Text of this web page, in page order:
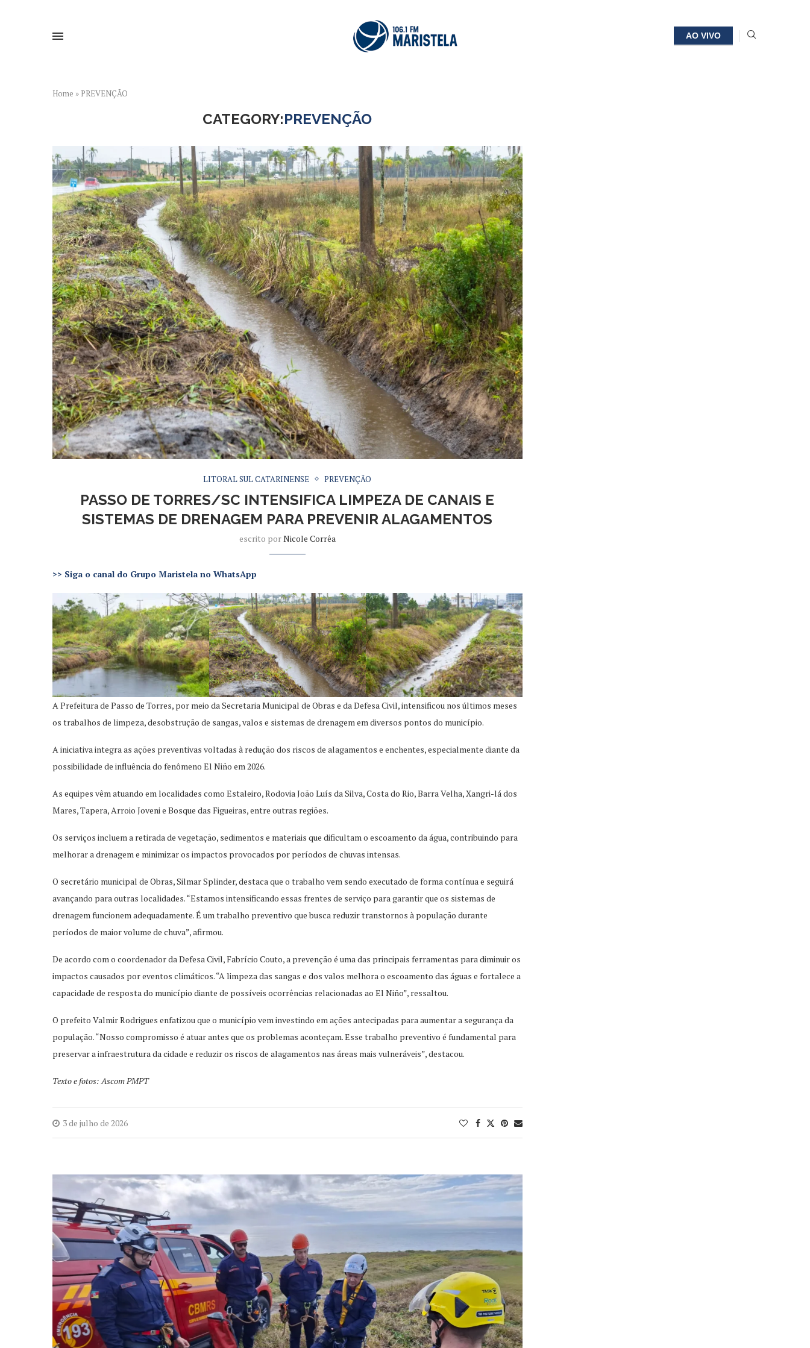
AO VIVO
Home » PREVENÇÃO
CATEGORY:PREVENÇÃO
LITORAL SUL CATARINENSE PREVENÇÃO
PASSO DE TORRES/SC INTENSIFICA LIMPEZA DE CANAIS E
SISTEMAS DE DRENAGEM PARA PREVENIR ALAGAMENTOS
escrito porNicole Corrêa
>> Siga o canal do Grupo Maristela no WhatsApp
A Prefeitura de Passo de Torres, por meio da Secretaria Municipal de Obras e da Defesa Civil, intensificou nos últimos meses
os trabalhos de limpeza, desobstrução de sangas, valos e sistemas de drenagem em diversos pontos do município.
A iniciativa integra as ações preventivas voltadas à redução dos riscos de alagamentos e enchentes, especialmente diante da
possibilidade de influência do fenômeno El Niño em 2026.
As equipes vêm atuando em localidades como Estaleiro, Rodovia João Luís da Silva, Costa do Rio, Barra Velha, Xangri-lá dos
Mares, Tapera, Arroio Joveni e Bosque das Figueiras, entre outras regiões.
Os serviços incluem a retirada de vegetação, sedimentos e materiais que dificultam o escoamento da água, contribuindo para
melhorar a drenagem e minimizar os impactos provocados por períodos de chuvas intensas.
O secretário municipal de Obras, Silmar Splinder, destaca que o trabalho vem sendo executado de forma contínua e seguirá
avançando para outras localidades. “Estamos intensificando essas frentes de serviço para garantir que os sistemas de
drenagem funcionem adequadamente. É um trabalho preventivo que busca reduzir transtornos à população durante
períodos de maior volume de chuva”, afirmou.
De acordo com o coordenador da Defesa Civil, Fabrício Couto, a prevenção é uma das principais ferramentas para diminuir os
impactos causados por eventos climáticos. “A limpeza das sangas e dos valos melhora o escoamento das águas e fortalece a
capacidade de resposta do município diante de possíveis ocorrências relacionadas ao El Niño”, ressaltou.
O prefeito Valmir Rodrigues enfatizou que o município vem investindo em ações antecipadas para aumentar a segurança da
população. “Nosso compromisso é atuar antes que os problemas aconteçam. Esse trabalho preventivo é fundamental para
preservar a infraestrutura da cidade e reduzir os riscos de alagamentos nas áreas mais vulneráveis”, destacou.
Texto e fotos: Ascom PMPT
3 de julho de 2026